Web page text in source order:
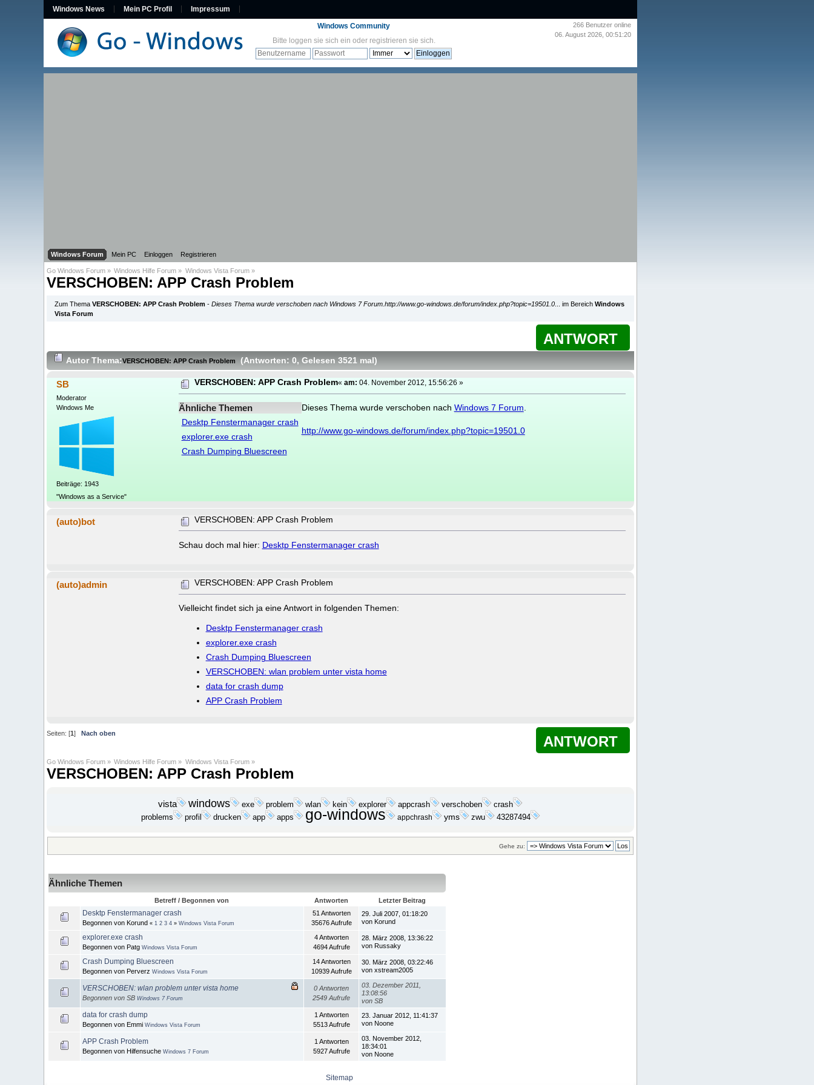
Windows News Mein PC Profil Impressum
266 Benutzer online
06. August 2026, 00:51:20
Windows Community
Bitte loggen sie sich ein oder registrieren sie sich.
Windows Forum Mein PC Einloggen Registrieren
Go Windows Forum » Windows Hilfe Forum » Windows Vista Forum»
VERSCHOBEN: APP Crash Problem
Zum ThemaVERSCHOBEN: APP Crash Problem -Dieses Thema wurde verschoben nach Windows 7 Forum.http://www.go-windows.de/forum/index.php?topic=19501.0 ... im BereichWindows
Vista Forum
ANTWORT
AutorThema:VERSCHOBEN: APP Crash Problem (Antworten: 0, Gelesen 3521 mal )
SB
Moderator
Windows Me
Beiträge: 1943
"Windows as a Service"
VERSCHOBEN: APP Crash Problem«am: 04. November 2012, 15:56:26 »
Ähnliche Themen
Desktp Fenstermanager crash
explorer.exe crash
Crash Dumping Bluescreen
Dieses Thema wurde verschoben nach Windows 7 Forum.
http://www.go-windows.de/forum/index.php?topic=19501.0
(auto)bot VERSCHOBEN: APP Crash Problem
Schau doch mal hier: Desktp Fenstermanager crash
(auto)admin VERSCHOBEN: APP Crash Problem
Vielleicht findet sich ja eine Antwort in folgenden Themen:
Desktp Fenstermanager crash
explorer.exe crash
Crash Dumping Bluescreen
VERSCHOBEN: wlan problem unter vista home
data for crash dump
APP Crash Problem
ANTWORT
Seiten: [1] Nach oben
Go Windows Forum » Windows Hilfe Forum » Windows Vista Forum»
VERSCHOBEN: APP Crash Problem
vista windows exe problem wlan kein explorer appcrash verschoben
crash
problems
profil drucken app apps go-windows appchrash yms zwu 43287494
Gehe zu:
Ähnliche Themen
Betreff / Begonnen von Antworten Letzter Beitrag
Desktp Fenstermanager crash
Begonnen von Korund « 1 2 3 4 » Windows Vista Forum
51 Antworten
35676 Aufrufe
29. Juli 2007, 01:18:20
von Korund
explorer.exe crash
Begonnen von Patg Windows Vista Forum
4 Antworten
4694 Aufrufe
28. März 2008, 13:36:22
von Russaky
Crash Dumping Bluescreen
Begonnen von Perverz Windows Vista Forum
14 Antworten
10939 Aufrufe
30. März 2008, 03:22:46
von xstream2005
VERSCHOBEN: wlan problem unter vista home
Begonnen von SB Windows 7 Forum
0 Antworten
2549 Aufrufe
03. Dezember 2011,
13:08:56
von SB
data for crash dump
Begonnen von Emmi Windows Vista Forum
1 Antworten
5513 Aufrufe
23. Januar 2012, 11:41:37
von Noone
APP Crash Problem
Begonnen von Hilfensuche Windows 7 Forum
1 Antworten
5927 Aufrufe
03. November 2012,
18:34:01
von Noone
Sitemap